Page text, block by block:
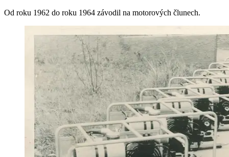
Od roku 1962 do roku 1964 závodil na motorových člunech.